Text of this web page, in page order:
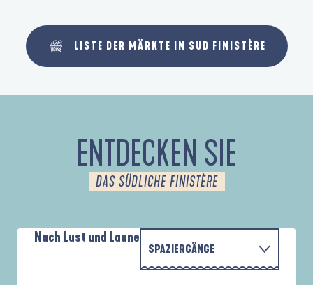
LISTE DER MÄRKTE IN SUD FINISTÈRE
ENTDECKEN SIE
DAS SÜDLICHE FINISTÈRE
Nach Lust und Laune
SPAZIERGÄNGE